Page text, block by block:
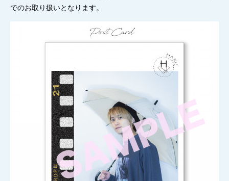
でのお取り扱いとなります。